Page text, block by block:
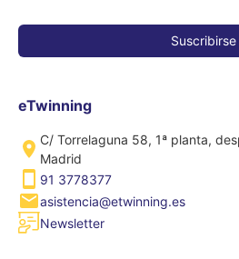
eTwinning
C/ Torrelaguna 58, 1ª planta,
Madrid
91 3778377
asistencia@etwinning.es
Newsletter